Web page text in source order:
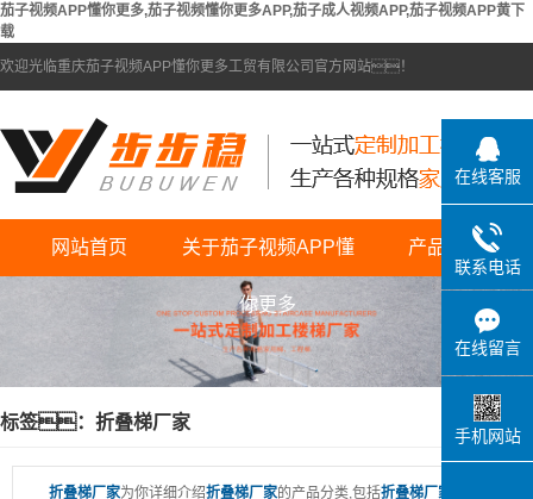
茄子视频APP懂你更多,茄子视频懂你更多APP,茄子成人视频APP,茄子视频APP黄下
载
欢迎光临重庆茄子视频APP懂你更多工贸有限公司官方网站！
网站首页 关于茄子视频APP懂
你更多
公司简介
联系茄子视频APP懂
你更多
产品中心
升降梯
工程梯
竹节梯
茄子成人视频APP
标签：折叠梯厂家
折叠梯厂家为你详细介绍折叠梯厂家的产品分类,包括折叠梯厂家
在线客服
联系电话
在线留言
手机网站